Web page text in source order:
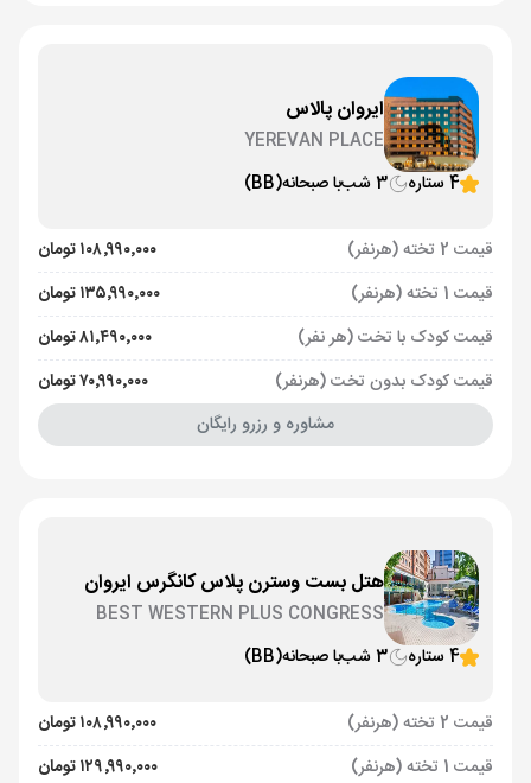
ایروان پالاس
YEREVAN PLACE
4 ستاره
3 شب با صبحانه(BB)
قیمت 2 تخته (هرنفر)
۱۰۸٬۹۹۰٬۰۰۰ تومان
قیمت 1 تخته (هرنفر)
۱۳۵٬۹۹۰٬۰۰۰ تومان
قیمت کودک با تخت (هر نفر)
۸۱٬۴۹۰٬۰۰۰ تومان
قیمت کودک بدون تخت (هرنفر)
۷۰٬۹۹۰٬۰۰۰ تومان
مشاوره و رزرو رایگان
هتل بست وسترن پلاس کانگرس ایروان
BEST WESTERN PLUS CONGRESS
4 ستاره
3 شب با صبحانه(BB)
قیمت 2 تخته (هرنفر)
۱۰۸٬۹۹۰٬۰۰۰ تومان
قیمت 1 تخته (هرنفر)
۱۲۹٬۹۹۰٬۰۰۰ تومان